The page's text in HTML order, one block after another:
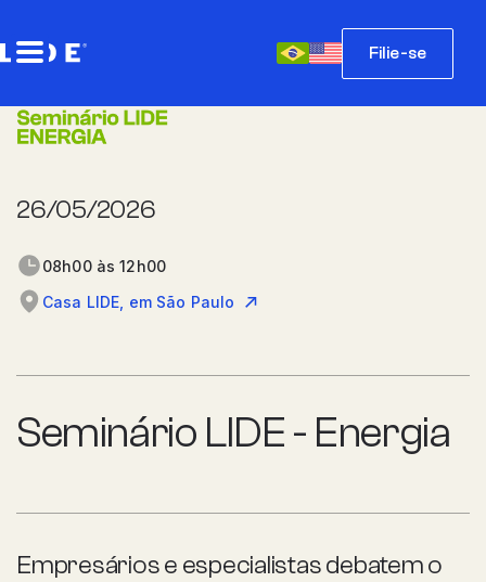
Filie-se
26/05/2026
08h00 às 12h00
Casa LIDE, em São Paulo
Seminário LIDE - Energia
Empresários e especialistas debatem o